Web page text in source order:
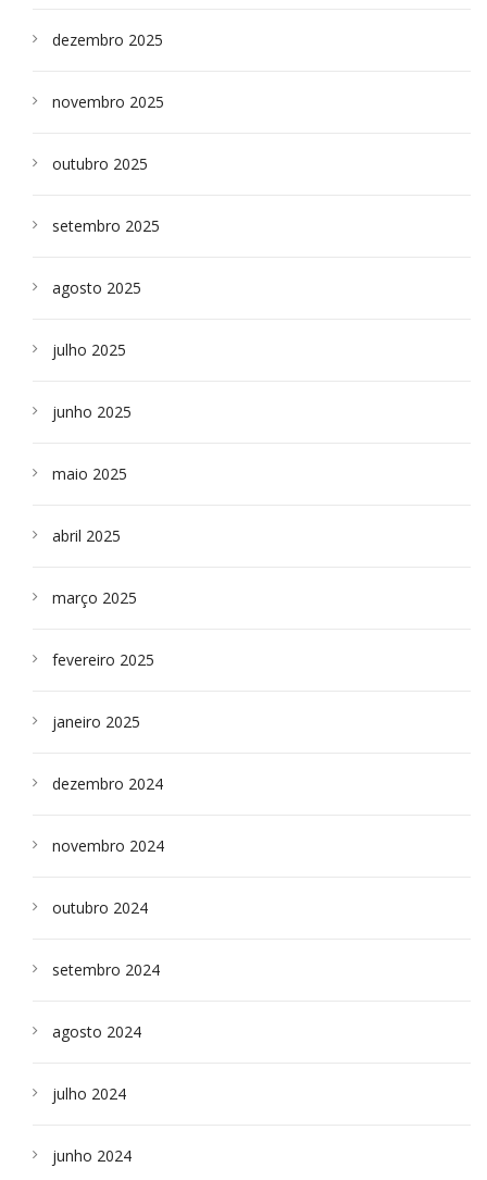
dezembro 2025
novembro 2025
outubro 2025
setembro 2025
agosto 2025
julho 2025
junho 2025
maio 2025
abril 2025
março 2025
fevereiro 2025
janeiro 2025
dezembro 2024
novembro 2024
outubro 2024
setembro 2024
agosto 2024
julho 2024
junho 2024